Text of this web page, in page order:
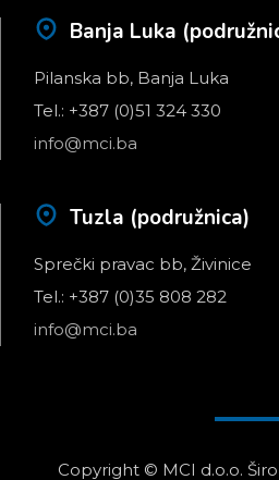
Banja Luka
Pilanska bb, Banja Luka
Tel.: +387 (0)51 324 330
info@mci.ba
Tuzla (podružnica)
Sprečki pravac bb, Živinice
Tel.: +387 (0)35 808 282
info@mci.ba
Copyright © MCI d.o.o.